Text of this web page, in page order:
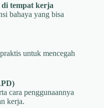
tempat kerja
bahaya yang bisa
untuk mencegah
cara penggunaannya
kerja.